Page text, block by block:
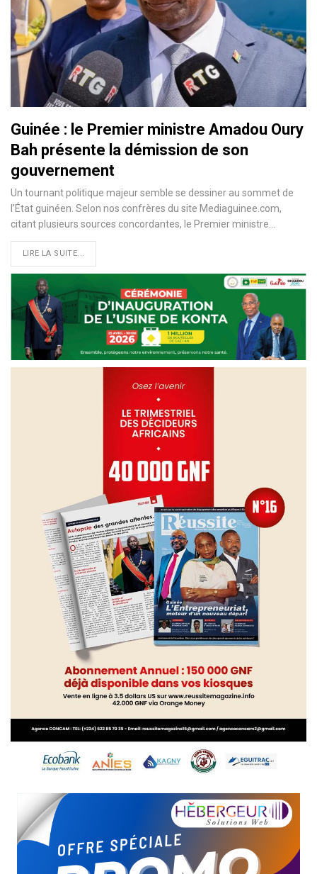
Guinée : le Premier ministre Amadou Oury
Bah présente la démission de son
gouvernement
Un tournant politique majeur semble se dessiner au sommet de
l’État guinéen. Selon nos confrères du site Mediaguinee.com,
citant plusieurs sources concordantes, le Premier ministre…
LIRE LA SUITE...